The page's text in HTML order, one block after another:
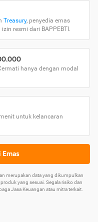
Treasury, penyedia emas
resmi dari BAPPEBTI.
hanya dengan modal
untuk kelancaran
merupakan data yang dikumpulkan
yang sesuai. Segala risiko dan
Jasa Keuangan atau mitra terkait.